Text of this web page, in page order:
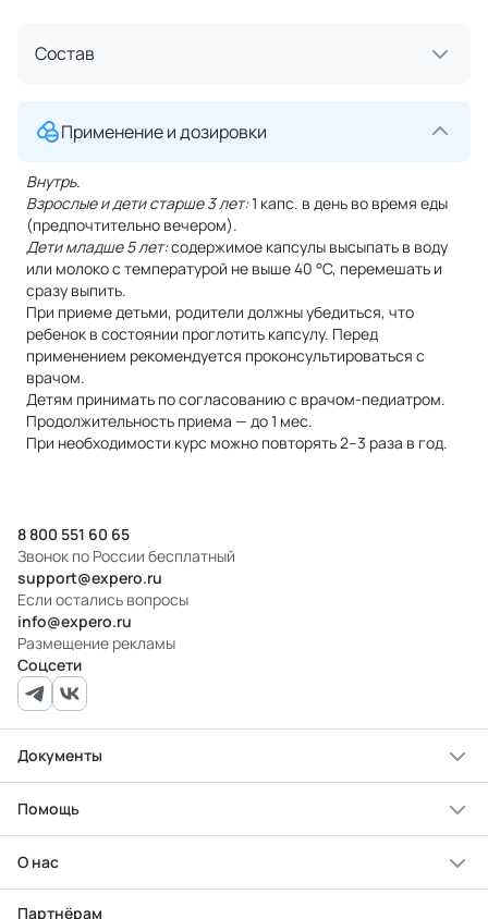
Состав
Применение и дозировки
Внутрь.
Взрослые и дети старше 3 лет:1 капс. в день во время еды
(предпочтительно вечером).
Дети младше 5 лет:содержимое капсулы высыпать в воду
или молоко с температурой не выше 40 °C, перемешать и
сразу выпить.
При приеме детьми, родители должны убедиться, что
ребенок в состоянии проглотить капсулу. Перед
применением рекомендуется проконсультироваться с
врачом.
Детям принимать по согласованию с врачом-педиатром.
Продолжительность приема — до 1 мес.
При необходимости курс можно повторять 2–3 раза в год.
8 800 551 60 65
Звонок по России бесплатный
support@expero.ru
Если остались вопросы
info@expero.ru
Размещение рекламы
Соцсети
Документы
Помощь
О нас
Партнёрам